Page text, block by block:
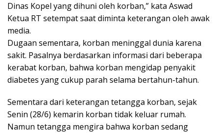
Dinas Kopel yang dihuni oleh korban,” kata Aswad
Ketua RT setempat saat diminta keterangan oleh awak
media.
Dugaan sementara, korban meninggal dunia karena
sakit. Pasalnya berdasarkan informasi dari beberapa
kerabat korban, bahwa korban mengidap penyakit
diabetes yang cukup parah selama bertahun-tahun.
Sementara dari keterangan tetangga korban, sejak
Senin (28/6) kemarin korban tidak keluar rumah.
Namun tetangga mengira bahwa korban sedang